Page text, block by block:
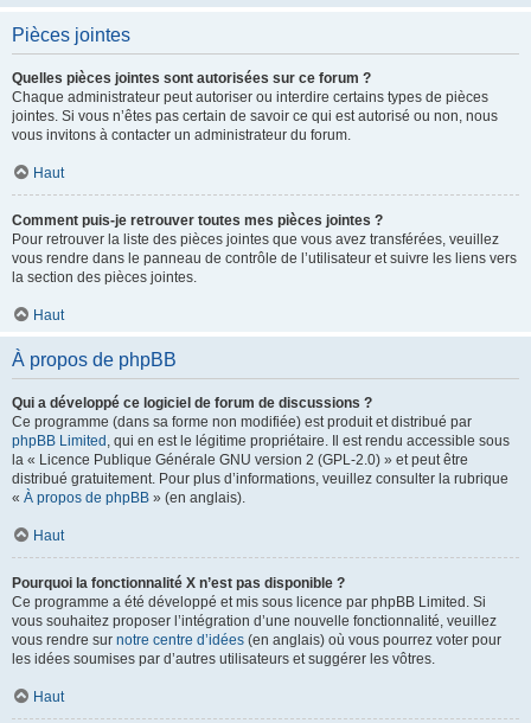
Pièces jointes
Quelles pièces jointes sont autorisées sur ce forum ?
Chaque administrateur peut autoriser ou interdire certains types de pièces
jointes. Si vous n’êtes pas certain de savoir ce qui est autorisé ou non, nous
vous invitons à contacter un administrateur du forum.
Haut
Comment puis-je retrouver toutes mes pièces jointes ?
Pour retrouver la liste des pièces jointes que vous avez transférées, veuillez
vous rendre dans le panneau de contrôle de l’utilisateur et suivre les liens vers
la section des pièces jointes.
Haut
À propos de phpBB
Qui a développé ce logiciel de forum de discussions ?
Ce programme (dans sa forme non modifiée) est produit et distribué par
phpBB Limited , qui en est le légitime propriétaire. Il est rendu accessible sous
la « Licence Publique Générale GNU version 2 (GPL-2.0) » et peut être
distribué gratuitement. Pour plus d’informations, veuillez consulter la rubrique
« À propos de phpBB » (en anglais).
Haut
Pourquoi la fonctionnalité X n’est pas disponible ?
Ce programme a été développé et mis sous licence par phpBB Limited. Si
vous souhaitez proposer l’intégration d’une nouvelle fonctionnalité, veuillez
vous rendre sur notre centre d’idées (en anglais) où vous pourrez voter pour
les idées soumises par d’autres utilisateurs et suggérer les vôtres.
Haut